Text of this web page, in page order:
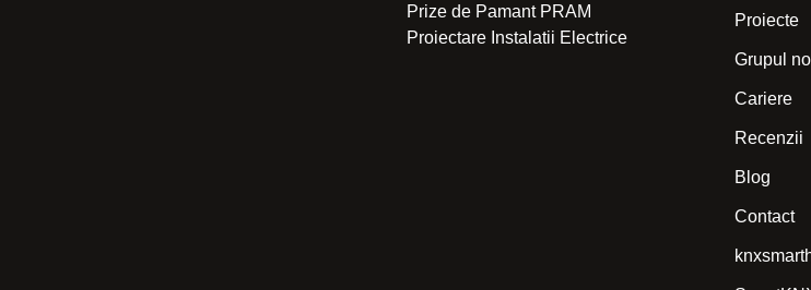
Prize de Pamant PRAM
Proiectare Instalatii Electrice
Proiecte
Grupul
Cariere
Recenzii
Blog
Contact